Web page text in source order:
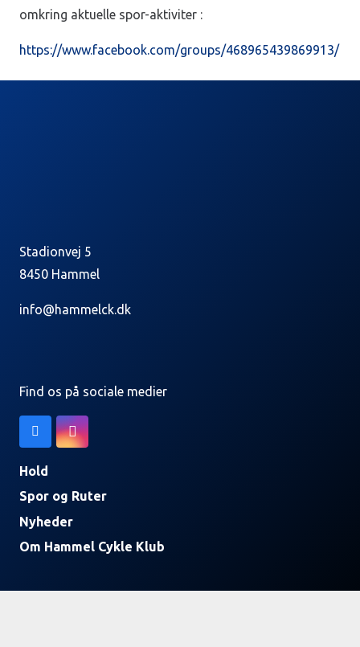
omkring aktuelle spor-aktiviter :
https://www.facebook.com/groups/468965439869913/
Stadionvej 5
8450 Hammel
info@hammelck.dk
Find os på sociale medier
Hold
Spor og Ruter
Nyheder
Om Hammel Cykle Klub